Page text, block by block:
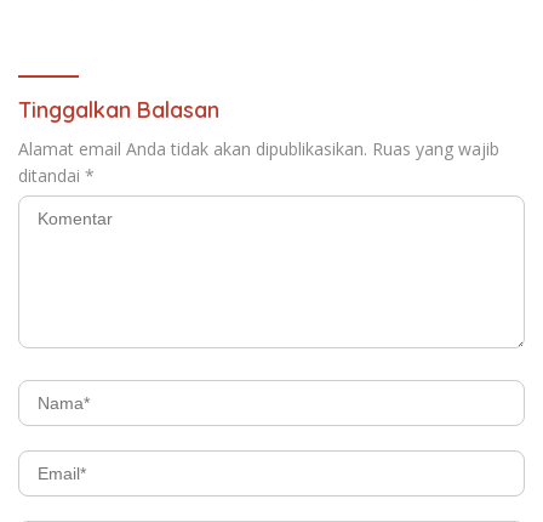
Tinggalkan Balasan
Alamat email Anda tidak akan dipublikasikan. Ruas yang wajib
ditandai *